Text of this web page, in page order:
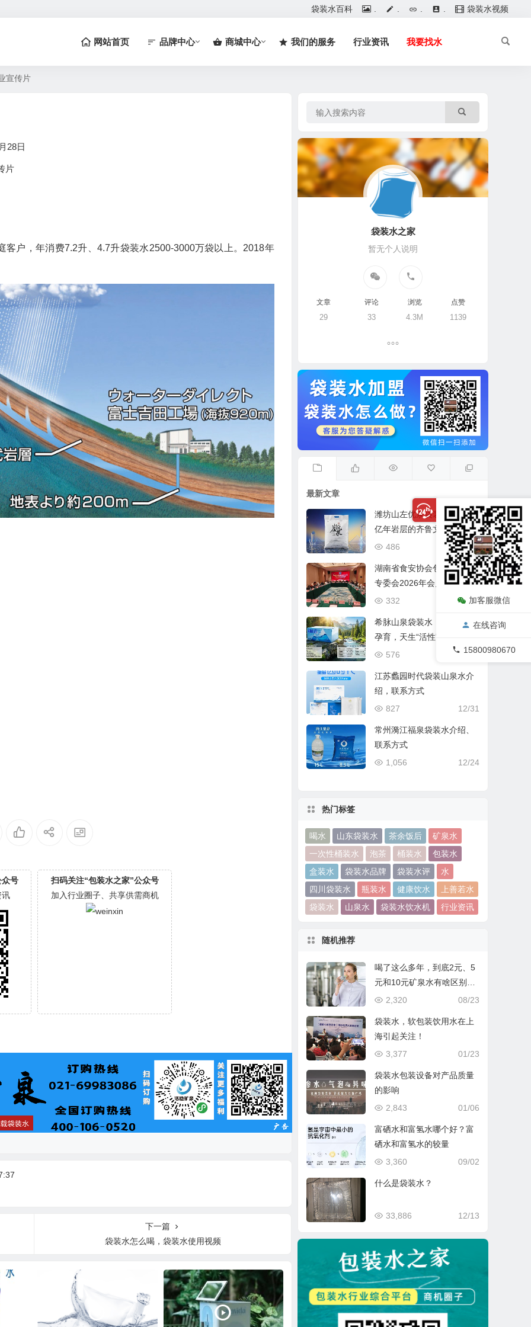
袋装水百科 袋装水视频
网站首页 品牌中心 商城中心 我们的服务 行业资讯 我要找水
宣传片
28日
片
户，年消费7.2升、4.7升袋装水2500-3000万袋以上。2018年
众号
讯
扫码关注“包装水之家”公众号
加入行业圈子、共享供需商机
下一篇
袋装水怎么喝，袋装水使用视频
袋装水之家
暂无个人说明
文章
29
评论
33
浏览
4.3M
点赞
1139
最新文章
潍坊山左优泉袋装水，源自
亿年岩层的齐鲁文化好水
04/01
486
湖南省食安协会包装饮用水
专委会2026年会员大会在长
沙圆满召开
03/31
332
希脉山泉袋装水：蒙山冰川
孕育，天生“活性”好水
03/21
576
江苏蠡园时代袋装山泉水介
绍，联系方式
12/31
827
常州漪江福泉袋装水介绍、
联系方式
12/24
1,056
热门标签
喝水 山东袋装水 茶余饭后
矿泉水
一次性桶装水
泡茶 桶装水
包装水
盒装水
袋装水品牌 袋装水评
水
四川袋装水
瓶装水 健康饮水
上善若水
袋装水
山泉水 袋装水饮水机 行业资讯
随机推荐
喝了这么多年，到底2元、5
元和10元矿泉水有啥区别？
看完你就明白了
08/23
2,320
袋装水，软包装饮用水在上
海引起关注！
01/23
3,377
袋装水包装设备对产品质量
的影响
01/06
2,843
富硒水和富氢水哪个好？富
硒水和富氢水的较量
09/02
3,360
什么是袋装水？
12/13
33,886
加客服微信
在线咨询
15800980670